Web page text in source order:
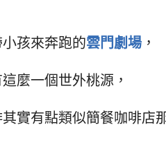
孩來奔跑的雲門劇場 ，
麼一個世外桃源，
實有點類似簡餐咖啡店